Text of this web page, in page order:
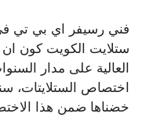
فني رسيفر اي بي تي
ستلايت الكويت كون ان
العالية على مدار
اختصاص الستلايتات،
خضناها ضمن هذا